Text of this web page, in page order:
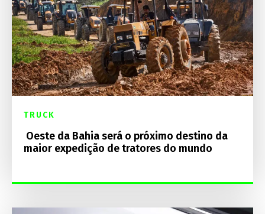
TRUCK
Oeste da Bahia será o próximo destino da
maior expedição de tratores do mundo